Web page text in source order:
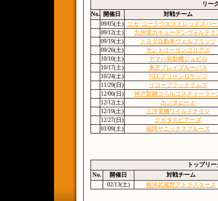
リー
No.
開催日
対戦チーム
09/05(土)
コカ･コーラウエストレッドスパ
09/12(土)
九州電力キューデンヴォルテク
09/19(土)
トヨタ自動車ヴェルブリッツ
09/26(土)
サントリーサンゴリアス
10/10(土)
ヤマハ発動機ジュビロ
10/17(土)
東芝ブレイブルーパス
10/24(土)
NECグリーンロケッツ
11/29(日)
リコーブラックラムズ
12/06(日)
神戸製鋼コベルコスティーラー
12/12(土)
ホンダヒート
12/19(土)
三洋電機ワイルドナイツ
12/27(日)
クボタスピアーズ
01/09(土)
福岡サニックスブルース
トップリ
No.
開催日
対戦チーム
02/13(土)
横河武蔵野アトラスターズ